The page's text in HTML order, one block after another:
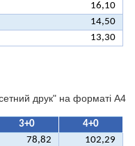
16,10
14,50
13,30
друк" на форматі A4
3+0
4+0
78,82
102,29